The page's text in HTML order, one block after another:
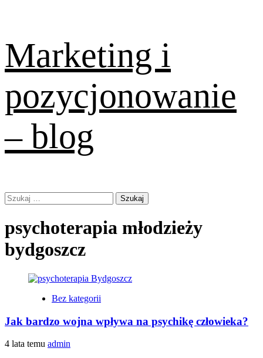
to
content
Marketing i
pozycjonowanie
– blog
Primary
Menu
Szukaj:
psychoterapia młodzieży
bydgoszcz
Bez kategorii
Jak bardzo wojna wpływa na psychikę człowieka?
4 lata temu admin